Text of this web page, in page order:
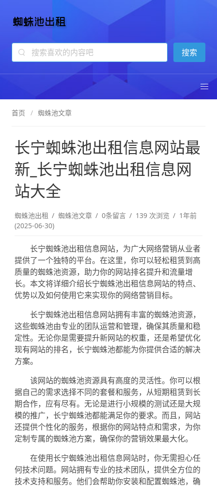
蜘蛛池出租
13年专注蜘蛛池技术
首页 蜘蛛池文章
长宁蜘蛛池出租信息网站最
新_长宁蜘蛛池出租信息网
站大全
蜘蛛池出租 蜘蛛池文章 0条留言 139 次浏览
1年前
(2025-06-30)
长宁蜘蛛池出租信息网站，为广大网络营销从业者
提供了一个独特的平台。在这里，你可以轻松租赁到高
质量的蜘蛛池资源，助力你的网站排名提升和流量增
长。本文将详细介绍长宁蜘蛛池出租信息网站的特点、
优势以及如何使用它来实现你的网络营销目标。
长宁蜘蛛池出租信息网站拥有丰富的蜘蛛池资源，
这些蜘蛛池由专业的团队运营和管理，确保其质量和稳
定性。无论你是需要提升新网站的权重，还是希望优化
现有网站的排名，长宁蜘蛛池都能为你提供合适的解决
方案。
该网站的蜘蛛池资源具有高度的灵活性。你可以根
据自己的需求选择不同的套餐和服务，从短期租赁到长
期合作，应有尽有。无论是进行小规模的测试还是大规
模的推广，长宁蜘蛛池都能满足你的要求。而且，网站
还提供个性化的服务，根据你的网站特点和需求，为你
定制专属的蜘蛛池方案，确保你的营销效果最大化。
在使用长宁蜘蛛池出租信息网站时，你无需担心任
何技术问题。网站拥有专业的技术团队，提供全方位的
技术支持和服务。他们会帮助你安装和配置蜘蛛池，确